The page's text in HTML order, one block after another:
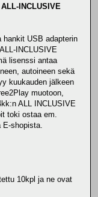
INCLUSIVE
hankit USB adapterin
INCLUSIVE
lisenssi antaa
autoineen sekä
kuukauden jälkeen
muotoon,
ALL INCLUSIVE
toki ostaa em.
E-shopista.
10kpl ja ne ovat